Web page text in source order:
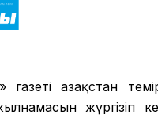
газеті Қазақстан
жүргізіп